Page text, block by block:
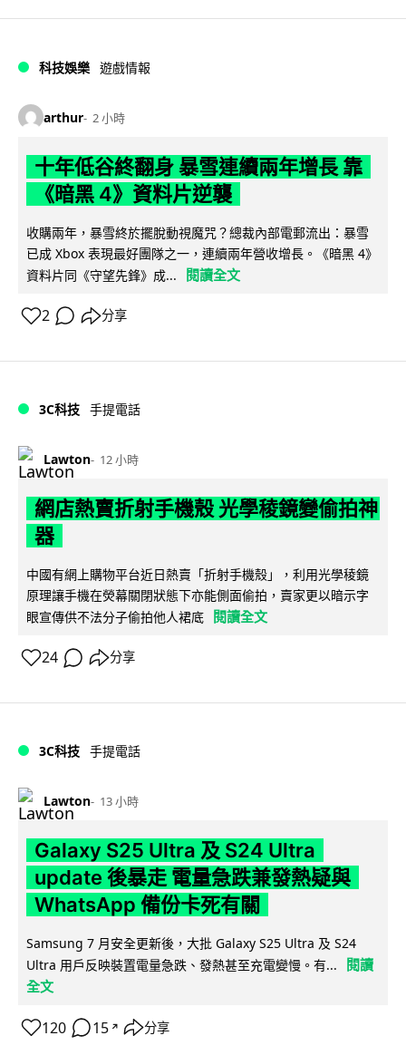
科技娛樂 遊戲情報
arthur 2 小時
十年低谷終翻身 暴雪連續兩年增長 靠
《暗黑 4》資料片逆襲
收購兩年，暴雪終於擺脫動視魔咒？總裁內部電郵流出：暴雪
已成 Xbox 表現最好團隊之一，連續兩年營收增長。《暗黑 4》
資料片同《守望先鋒》成...
閱讀全文
2 分享
3C科技 手提電話
Lawton 12 小時
網店熱賣折射手機殼 光學稜鏡變偷拍神
器
中國有網上購物平台近日熱賣「折射手機殼」，利用光學稜鏡
原理讓手機在熒幕關閉狀態下亦能側面偷拍，賣家更以暗示字
眼宣傳供不法分子偷拍他人裙底
閱讀全文
24 分享
3C科技 手提電話
Lawton 13 小時
Galaxy S25 Ultra 及 S24 Ultra
update 後暴走 電量急跌兼發熱疑與
WhatsApp 備份卡死有關
Samsung 7 月安全更新後，大批 Galaxy S25 Ultra 及 S24
Ultra 用戶反映裝置電量急跌、發熱甚至充電變慢。有...
閱讀
全文
120 15 ↗ 分享